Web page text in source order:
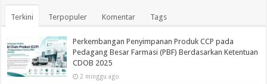
Terkini Terpopuler Komentar Tags
Perkembangan Penyimpanan Produk CCP pada
Pedagang Besar Farmasi (PBF) Berdasarkan Ketentuan
CDOB 2025
2 minggu ago